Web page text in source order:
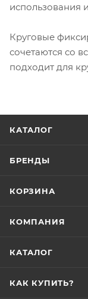
использования
Круговые
сочетаются со
подходит для
КАТАЛОГ
БРЕНДЫ
КОРЗИНА
КОМПАНИЯ
КАТАЛОГ
КАК КУПИТЬ?